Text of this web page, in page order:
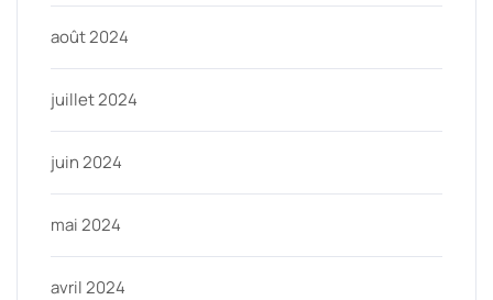
août 2024
juillet 2024
juin 2024
mai 2024
avril 2024